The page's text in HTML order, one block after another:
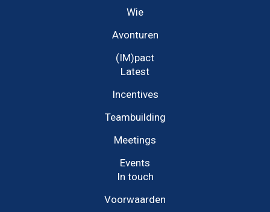
Wie
Avonturen
(IM)pact
Latest
Incentives
Teambuilding
Meetings
Events
In touch
Voorwaarden